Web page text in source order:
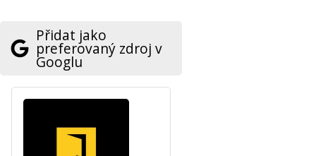
Přidat jako
preferovaný zdroj v
Googlu